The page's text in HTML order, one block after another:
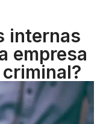
internas
empresa